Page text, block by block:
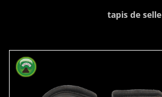
tapis de selle